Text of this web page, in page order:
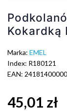
Kokardką
Marka: EMEL
Index: R180121
EAN:
45,01 zł